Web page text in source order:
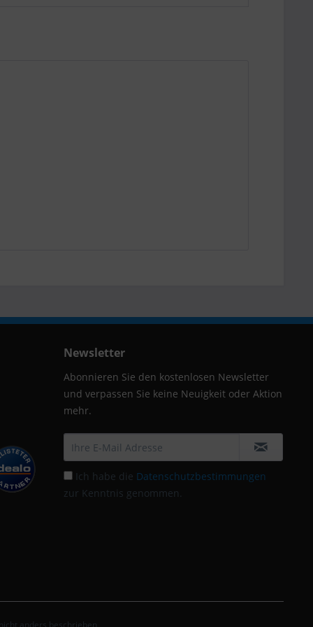
Newsletter
Abonnieren Sie den kostenlosen Newsletter
und verpassen Sie keine Neuigkeit oder Aktion
mehr.
Ich habe die Datenschutzbestimmungen
zur Kenntnis genommen.